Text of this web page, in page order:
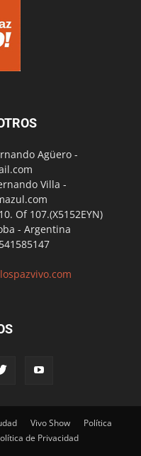
Agüero -
Villa -
Of 107.(X5152EYN)
- Argentina
Vivo Show
Política
de Privacidad